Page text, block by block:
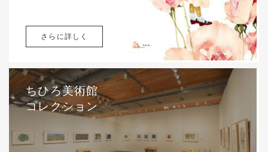
さらに詳しく
ちひろ美術館
コレクション